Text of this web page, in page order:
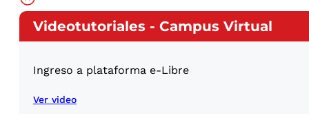
Videotutoriales - Campus Virtual
Ingreso a plataforma e-Libre
Ver video